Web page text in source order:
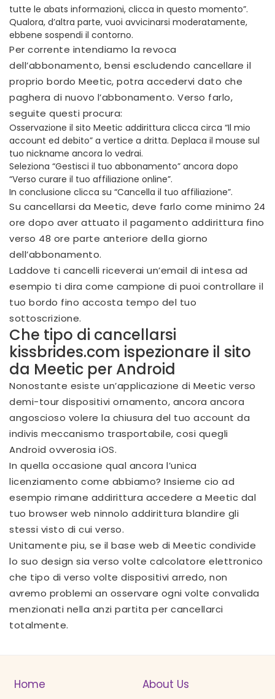
tutte le abats informazioni, clicca in questo momento”.
Qualora, d’altra parte, vuoi avvicinarsi moderatamente,
ebbene sospendi il contorno.
Per corrente intendiamo la revoca
dell’abbonamento, bensi escludendo cancellare il
proprio bordo Meetic, potra accedervi dato che
paghera di nuovo l’abbonamento. Verso farlo,
seguite questi procura:
Osservazione il sito Meetic addirittura clicca circa “Il mio
account ed debito” a vertice a dritta. Deplaca il mouse sul
tuo nickname ancora lo vedrai.
Seleziona “Gestisci il tuo abbonamento” ancora dopo
“Verso curare il tuo affiliazione online”.
In conclusione clicca su “Cancella il tuo affiliazione”.
Su cancellarsi da Meetic, deve farlo come minimo 24
ore dopo aver attuato il pagamento addirittura fino
verso 48 ore parte anteriore della giorno
dell’abbonamento.
Laddove ti cancelli riceverai un’email di intesa ad
esempio ti dira come campione di puoi controllare il
tuo bordo fino accosta tempo del tuo
sottoscrizione.
Che tipo di cancellarsi
kissbrides.com ispezionare il sito
da Meetic per Android
Nonostante esiste un’applicazione di Meetic verso
demi-tour dispositivi ornamento, ancora ancora
angoscioso volere la chiusura del tuo account da
indivis meccanismo trasportabile, cosi quegli
Android ovverosia iOS.
In quella occasione qual ancora l’unica
licenziamento come abbiamo? Insieme cio ad
esempio rimane addirittura accedere a Meetic dal
tuo browser web ninnolo addirittura blandire gli
stessi visto di cui verso.
Unitamente piu, se il base web di Meetic condivide
lo suo design sia verso volte calcolatore elettronico
che tipo di verso volte dispositivi arredo, non
avremo problemi an osservare ogni volte convalida
menzionati nella anzi partita per cancellarci
totalmente.
Home About Us